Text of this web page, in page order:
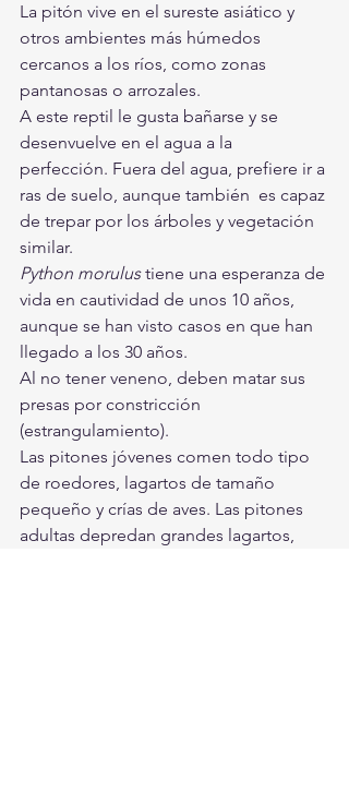
La pitón vive en el sureste asiático y
otros ambientes más húmedos
cercanos a los ríos, como zonas
pantanosas o arrozales.
A este reptil le gusta bañarse y se
desenvuelve en el agua a la
perfección. Fuera del agua, prefiere ir a
ras de suelo, aunque también  es capaz
de trepar por los árboles y vegetación
similar.
Python morulus tiene una esperanza de
vida en cautividad de unos 10 años,
aunque se han visto casos en que han
llegado a los 30 años.
Al no tener veneno, deben matar sus
presas por constricción
(estrangulamiento).
Las pitones jóvenes comen todo tipo
de roedores, lagartos de tamaño
pequeño y crías de aves. Las pitones
adultas depredan grandes lagartos,